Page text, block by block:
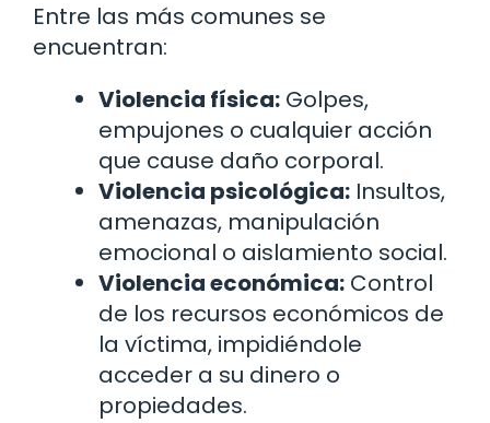
Entre las más comunes se
encuentran:
Violencia física: Golpes,
empujones o cualquier acción
que cause daño corporal.
Violencia psicológica: Insultos,
amenazas, manipulación
emocional o aislamiento social.
Violencia económica: Control
de los recursos económicos de
la víctima, impidiéndole
acceder a su dinero o
propiedades.